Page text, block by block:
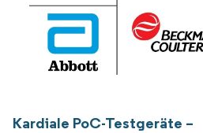
Kardiale PoC-Testgeräte –